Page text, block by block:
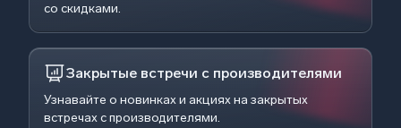
со скидками.
Закрытые встречи с производителями
Узнавайте о новинках и акциях на закрытых
встречах с производителями.